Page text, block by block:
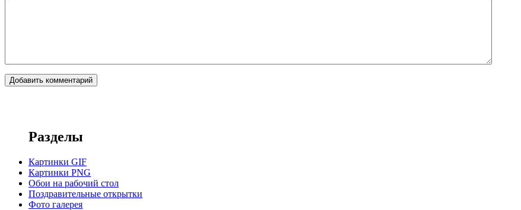
Разделы
Картинки GIF
Картинки PNG
Обои на рабочий стол
Поздравительные открытки
Фото галерея